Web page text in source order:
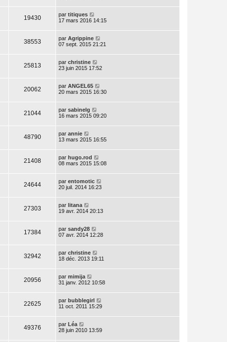
19430 par titiques
17 mars 2016 14:15
38553 par Agrippine
07 sept. 2015 21:21
25813 par christine
23 juin 2015 17:52
20062 par ANGEL65
20 mars 2015 16:30
21044 par sabinelg
16 mars 2015 09:20
48790 par annie
13 mars 2015 16:55
21408 par hugo.rod
08 mars 2015 15:08
24644 par entomotic
20 juil. 2014 16:23
27303 par litana
19 avr. 2014 20:13
17384 par sandy28
07 avr. 2014 12:28
32942 par christine
18 déc. 2013 19:11
20956 par mimija
31 janv. 2012 10:58
22625 par bubblegirl
11 oct. 2011 15:29
49376 par Léa
28 juin 2010 13:59